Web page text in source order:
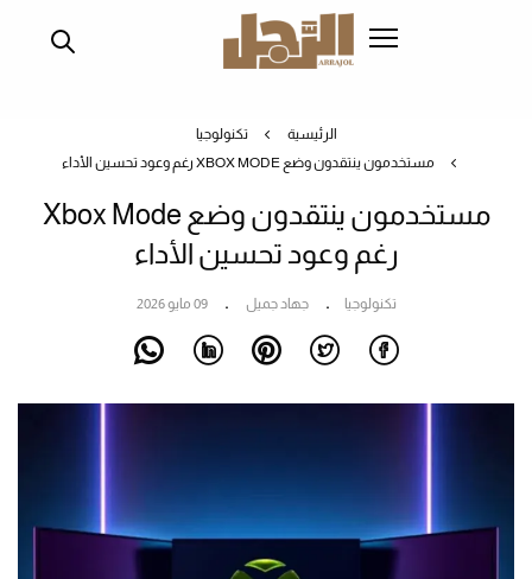
الرئيسية
تكنولوجيا
مستخدمون ينتقدون وضع XBOX MODE رغم وعود تحسين الأداء
مستخدمون ينتقدون وضع Xbox Mode
رغم وعود تحسين الأداء
تكنولوجيا جهاد جميل 09 مايو 2026